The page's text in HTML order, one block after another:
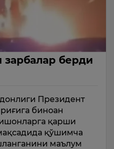
берди
Президент
биноан
қарши
қўшимча
маълум